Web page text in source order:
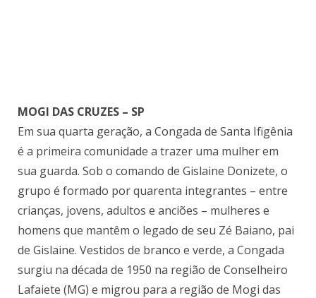
MOGI DAS CRUZES – SP
Em sua quarta geração, a Congada de Santa Ifigênia
é a primeira comunidade a trazer uma mulher em
sua guarda. Sob o comando de Gislaine Donizete, o
grupo é formado por quarenta integrantes – entre
crianças, jovens, adultos e anciões – mulheres e
homens que mantêm o legado de seu Zé Baiano, pai
de Gislaine. Vestidos de branco e verde, a Congada
surgiu na década de 1950 na região de Conselheiro
Lafaiete (MG) e migrou para a região de Mogi das